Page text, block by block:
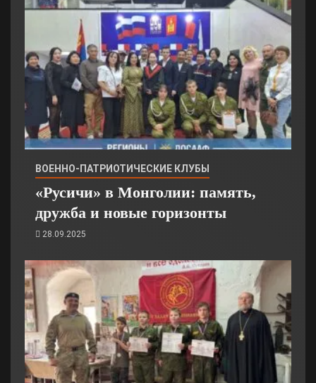
ВОЕННО-ПАТРИОТИЧЕСКИЕ КЛУБЫ
«Русичи» в Монголии: память,
дружба и новые горизонты
28.09.2025